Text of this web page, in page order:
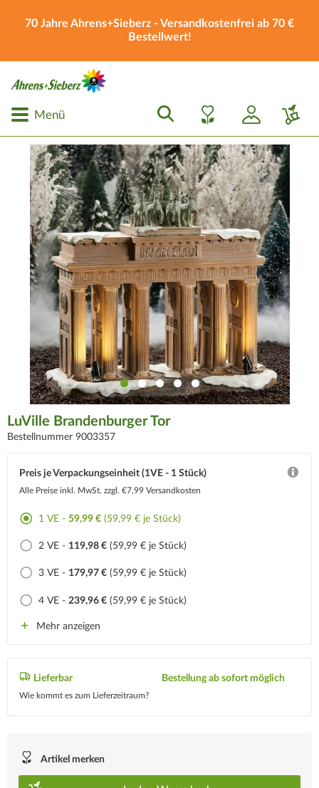
70 Jahre Ahrens+Sieberz - Versandkostenfrei ab 70 €
Bestellwert!
Menü
LuVille Brandenburger Tor
Bestellnummer 9003357
Preis je Verpackungseinheit (1VE - 1 Stück)
Alle Preise inkl. MwSt. zzgl. €7,99 Versandkosten
1 VE - 59,99 € (59,99 € je Stück)
2 VE - 119,98 € (59,99 € je Stück)
3 VE - 179,97 € (59,99 € je Stück)
4 VE - 239,96 € (59,99 € je Stück)
Mehr anzeigen
Lieferbar
Wie kommt es zum Lieferzeitraum?
Bestellung ab sofort möglich
Artikel merken